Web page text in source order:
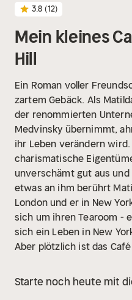
3.8 (12)
Mein kleines
Hill
Ein Roman voller
zartem Gebäck. Als
der renommierten
Medvinsky übernimmt,
ihr Leben verändern
charismatische
unverschämt gut aus
etwas an ihm berührt
London und er in New
sich um ihren Tearoom -
sich ein Leben in New
Aber plötzlich ist das
die Anziehung stark
Starte noch heute mit